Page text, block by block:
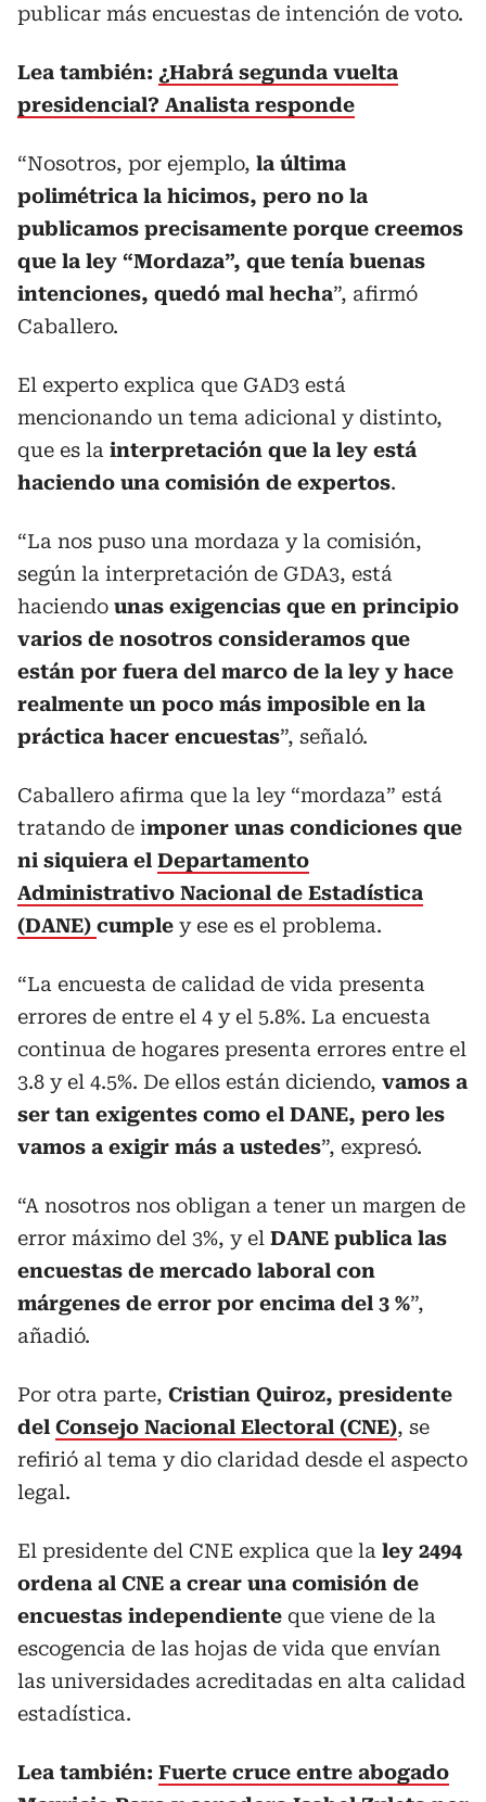
publicar más encuestas de intención de voto.
Lea también: ¿Habrá segunda vuelta
presidencial? Analista responde
“Nosotros, por ejemplo, la última
polimétrica la hicimos, pero no la
publicamos precisamente porque creemos
que la ley “Mordaza”, que tenía buenas
intenciones, quedó mal hecha”, afirmó
Caballero.
El experto explica que GAD3 está
mencionando un tema adicional y distinto,
que es la interpretación que la ley está
haciendo una comisión de expertos.
“La nos puso una mordaza y la comisión,
según la interpretación de GDA3, está
haciendo unas exigencias que en principio
varios de nosotros consideramos que
están por fuera del marco de la ley y hace
realmente un poco más imposible en la
práctica hacer encuestas”, señaló.
Caballero afirma que la ley “mordaza” está
tratando de imponer unas condiciones que
ni siquiera el Departamento
Administrativo Nacional de Estadística
(DANE) cumple y ese es el problema.
“La encuesta de calidad de vida presenta
errores de entre el 4 y el 5.8%. La encuesta
continua de hogares presenta errores entre el
3.8 y el 4.5%. De ellos están diciendo, vamos a
ser tan exigentes como el DANE, pero les
vamos a exigir más a ustedes”, expresó.
“A nosotros nos obligan a tener un margen de
error máximo del 3%, y el DANE publica las
encuestas de mercado laboral con
márgenes de error por encima del 3 %”,
añadió.
Por otra parte, Cristian Quiroz, presidente
del Consejo Nacional Electoral (CNE), se
refirió al tema y dio claridad desde el aspecto
legal.
El presidente del CNE explica que la ley 2494
ordena al CNE a crear una comisión de
encuestas independiente que viene de la
escogencia de las hojas de vida que envían
las universidades acreditadas en alta calidad
estadística.
Lea también: Fuerte cruce entre abogado